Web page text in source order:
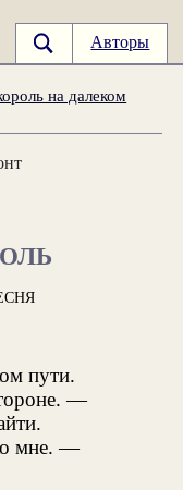
Авторы
на далеком
пути.
—
мне. —